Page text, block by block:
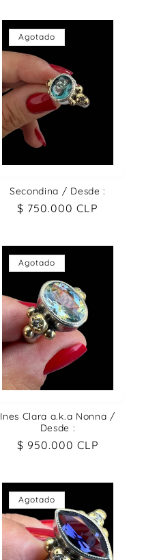
Agotado
Secondina / Desde :
Precio
$ 750.000 CLP
Agotado
Ines Clara a.k.a Nonna /
Desde :
Precio
$ 950.000 CLP
Agotado